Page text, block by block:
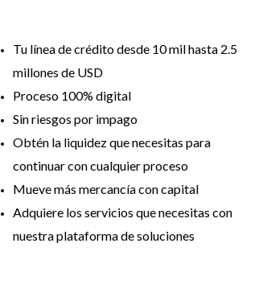
Tu línea de crédito desde 10 mil hasta 2.5
millones de USD
Proceso 100% digital
Sin riesgos por impago
Obtén la liquidez que necesitas para
continuar con cualquier proceso
Mueve más mercancía con capital
Adquiere los servicios que necesitas con
nuestra plataforma de soluciones